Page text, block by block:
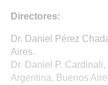
Directores:
Dr. Daniel Pérez
Aires.
Dr. Daniel P.
Argentina, Buenos